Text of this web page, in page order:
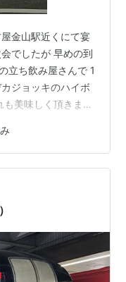
金山駅近くにて宴
でしたが 早めの到
立ち飲み屋さんで 1
ジョッキのハイボ
美味しく頂きまし
など 早い時間から
。 １人でも安心し
料理もいいですね。
中【公式】はてな
加中…